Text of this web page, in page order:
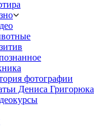
фотографии
Дениса Григорюка